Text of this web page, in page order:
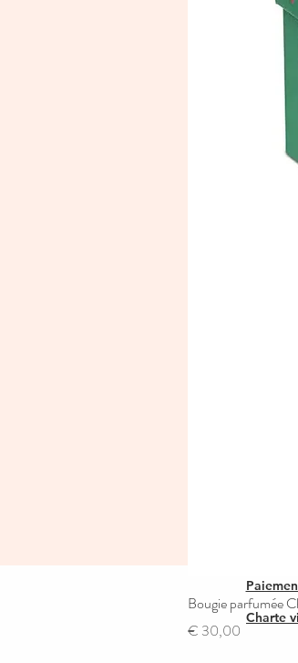
Bougie parfumée
Prijs
€ 30,00
Charte